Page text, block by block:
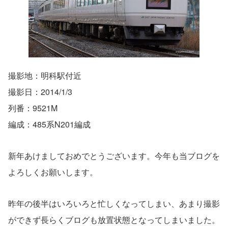
撮影地：明科駅付近
撮影日：2014/1/3
列番：9521M
編成：485系N201編成
新年あけましておめでとうございます。今年も当ブログを
よろしくお願いします。
昨年の後半はいろいろと忙しくなってしまい、あまり撮影
ができず長らくブログも放置状態となってしまいました。